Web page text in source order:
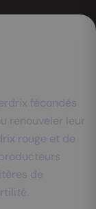
fécondés
renouveler leur
rouge et de
de